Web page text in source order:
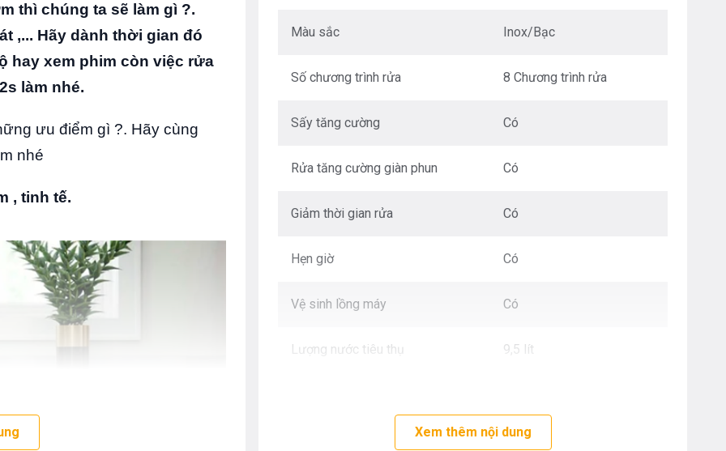
0976.665.669-
BIÊN - HÀ NỘI
BẾP AN TOÀN SÓC SƠN
thì chúng ta sẽ làm gì ?.
,... Hãy dành thời gian đó
hay xem phim còn việc rửa
làm nhé.
ưu điểm gì ?. Hãy cùng
nhé
, tinh tế.
Màu sắc Inox/Bạc
Số chương trình rửa 8 Chương trình rửa
Sấy tăng cường Có
Rửa tăng cường giàn phun Có
Giảm thời gian rửa Có
Hẹn giờ Có
Vệ sinh lồng máy Có
Lượng nước tiêu thụ 9,5 lít
41 dB
Xem thêm nội dung